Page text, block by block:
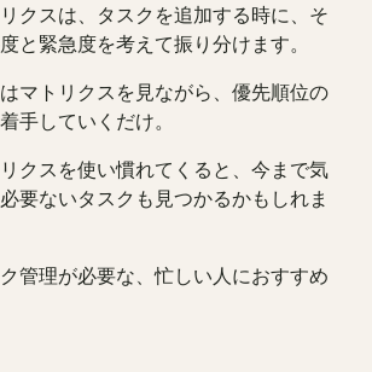
クスは、タスクを追加する時に、そ
と緊急度を考えて振り分けます。
マトリクスを見ながら、優先順位の
手していくだけ。
クスを使い慣れてくると、今まで気
要ないタスクも見つかるかもしれま
管理が必要な、忙しい人におすすめ